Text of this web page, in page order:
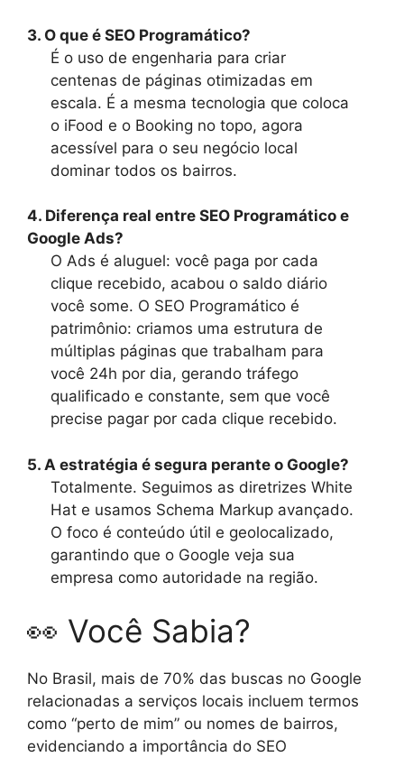
3. O que é SEO Programático?
É o uso de engenharia para criar
centenas de páginas otimizadas em
escala. É a mesma tecnologia que coloca
o iFood e o Booking no topo, agora
acessível para o seu negócio local
dominar todos os bairros.
4. Diferença real entre SEO Programático e
Google Ads?
O Ads é aluguel: você paga por cada
clique recebido, acabou o saldo diário
você some. O SEO Programático é
patrimônio: criamos uma estrutura de
múltiplas páginas que trabalham para
você 24h por dia, gerando tráfego
qualificado e constante, sem que você
precise pagar por cada clique recebido.
5. A estratégia é segura perante o Google?
Totalmente. Seguimos as diretrizes White
Hat e usamos Schema Markup avançado.
O foco é conteúdo útil e geolocalizado,
garantindo que o Google veja sua
empresa como autoridade na região.
👀 Você Sabia?
No Brasil, mais de 70% das buscas no Google
relacionadas a serviços locais incluem termos
como “perto de mim” ou nomes de bairros,
evidenciando a importância do SEO